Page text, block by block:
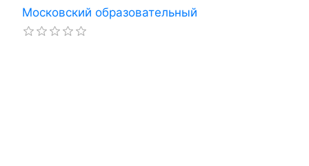
Московский образовательный